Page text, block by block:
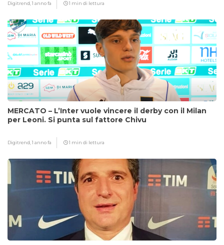
Digitrend,1 anno fa 1 min di lettura
MERCATO – L’Inter vuole vincere il derby con il Milan
per Leoni. Si punta sul fattore Chivu
Digitrend,1 anno fa 1 min di lettura